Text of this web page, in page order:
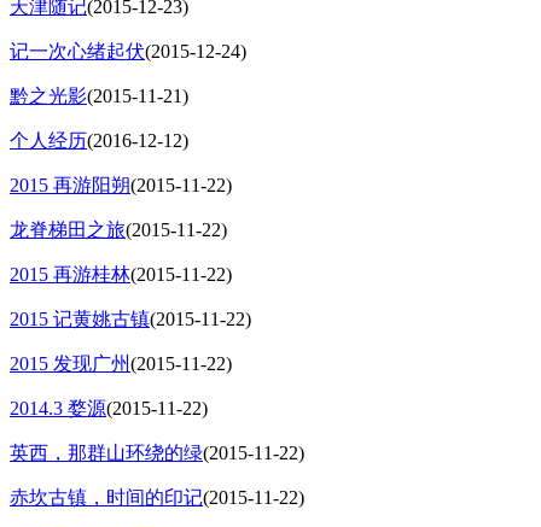
天津随记(2015-12-23)
记一次心绪起伏(2015-12-24)
黔之光影(2015-11-21)
个人经历(2016-12-12)
2015 再游阳朔(2015-11-22)
龙脊梯田之旅(2015-11-22)
2015 再游桂林(2015-11-22)
2015 记黄姚古镇(2015-11-22)
2015 发现广州(2015-11-22)
2014.3 婺源(2015-11-22)
英西，那群山环绕的绿(2015-11-22)
赤坎古镇，时间的印记(2015-11-22)